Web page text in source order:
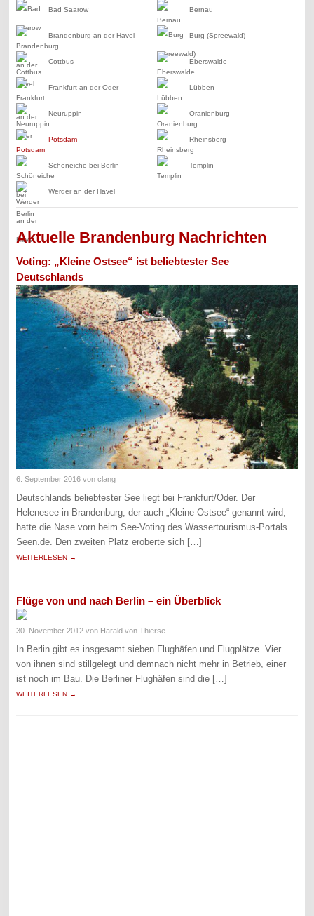
Bad Saarow Bernau
Brandenburg an der Havel Burg (Spreewald)
Cottbus Eberswalde
Frankfurt an der Oder Lübben
Neuruppin Oranienburg
Potsdam Rheinsberg
Schöneiche bei Berlin Templin
Werder an der Havel
Aktuelle Brandenburg Nachrichten
Voting: „Kleine Ostsee“ ist beliebtester See
Deutschlands
6. September 2016 von clang
Deutschlands beliebtester See liegt bei Frankfurt/Oder. Der
Helenesee in Brandenburg, der auch „Kleine Ostsee“ genannt wird,
hatte die Nase vorn beim See-Voting des Wassertourismus-Portals
Seen.de. Den zweiten Platz eroberte sich […]
WEITERLESEN →
Flüge von und nach Berlin – ein Überblick
30. November 2012 von Harald von Thierse
In Berlin gibt es insgesamt sieben Flughäfen und Flugplätze. Vier
von ihnen sind stillgelegt und demnach nicht mehr in Betrieb, einer
ist noch im Bau. Die Berliner Flughäfen sind die […]
WEITERLESEN →